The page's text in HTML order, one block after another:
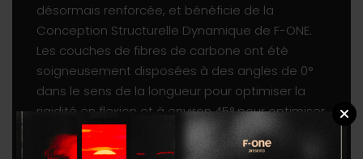
désormais renforcée, et bénéficie de la
Conception Structurelle Dynamique de F-ONE.
Les couches de fibres de carbone ont été
soigneusement disposées à des angles de 0°
dans le sens de la longueur pour optimiser la
rigidité en flexion et à environ 45° pour optimiser
la rigidité en torsion. Enfin, ce drapage carbone
a été finement ajusté et optimisé pour chaque